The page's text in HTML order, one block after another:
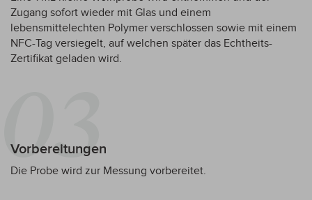
Zugang sofort wieder mit Glas und einem
lebensmittelechten Polymer verschlossen sowie mit einem
NFC-Tag versiegelt, auf welchen später das Echtheits-
Zertifikat geladen wird.
Vorbereitungen
Die Probe wird zur Messung vorbereitet.